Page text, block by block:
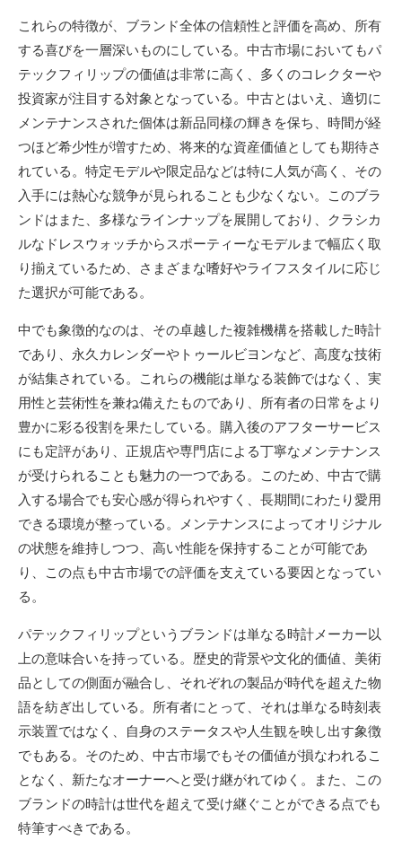
これらの特徴が、ブランド全体の信頼性と評価を高め、所有
する喜びを一層深いものにしている。中古市場においてもパ
テックフィリップの価値は非常に高く、多くのコレクターや
投資家が注目する対象となっている。中古とはいえ、適切に
メンテナンスされた個体は新品同様の輝きを保ち、時間が経
つほど希少性が増すため、将来的な資産価値としても期待さ
れている。特定モデルや限定品などは特に人気が高く、その
入手には熱心な競争が見られることも少なくない。このブラ
ンドはまた、多様なラインナップを展開しており、クラシカ
ルなドレスウォッチからスポーティーなモデルまで幅広く取
り揃えているため、さまざまな嗜好やライフスタイルに応じ
た選択が可能である。
中でも象徴的なのは、その卓越した複雑機構を搭載した時計
であり、永久カレンダーやトゥールビヨンなど、高度な技術
が結集されている。これらの機能は単なる装飾ではなく、実
用性と芸術性を兼ね備えたものであり、所有者の日常をより
豊かに彩る役割を果たしている。購入後のアフターサービス
にも定評があり、正規店や専門店による丁寧なメンテナンス
が受けられることも魅力の一つである。このため、中古で購
入する場合でも安心感が得られやすく、長期間にわたり愛用
できる環境が整っている。メンテナンスによってオリジナル
の状態を維持しつつ、高い性能を保持することが可能であ
り、この点も中古市場での評価を支えている要因となってい
る。
パテックフィリップというブランドは単なる時計メーカー以
上の意味合いを持っている。歴史的背景や文化的価値、美術
品としての側面が融合し、それぞれの製品が時代を超えた物
語を紡ぎ出している。所有者にとって、それは単なる時刻表
示装置ではなく、自身のステータスや人生観を映し出す象徴
でもある。そのため、中古市場でもその価値が損なわれるこ
となく、新たなオーナーへと受け継がれてゆく。また、この
ブランドの時計は世代を超えて受け継ぐことができる点でも
特筆すべきである。